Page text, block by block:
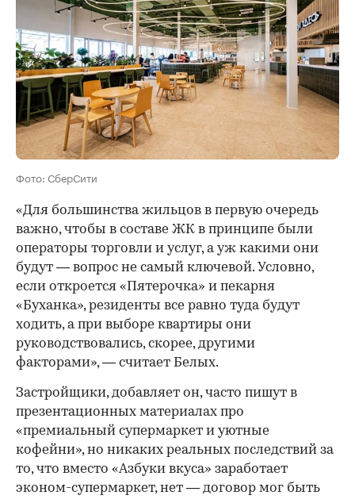
Фото: СберСити
«Для большинства жильцов в первую очередь
важно, чтобы в составе ЖК в принципе были
операторы торговли и услуг, а уж какими они
будут — вопрос не самый ключевой. Условно,
если откроется «Пятерочка» и пекарня
«Буханка», резиденты все равно туда будут
ходить, а при выборе квартиры они
руководствовались, скорее, другими
факторами», — считает Белых.
Застройщики, добавляет он, часто пишут в
презентационных материалах про
«премиальный супермаркет и уютные
кофейни», но никаких реальных последствий за
то, что вместо «Азбуки вкуса» заработает
эконом-супермаркет, нет — договор мог быть